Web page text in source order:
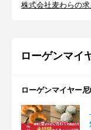
株式会社麦わらの
ローゲンマイ
ローゲンマイヤー